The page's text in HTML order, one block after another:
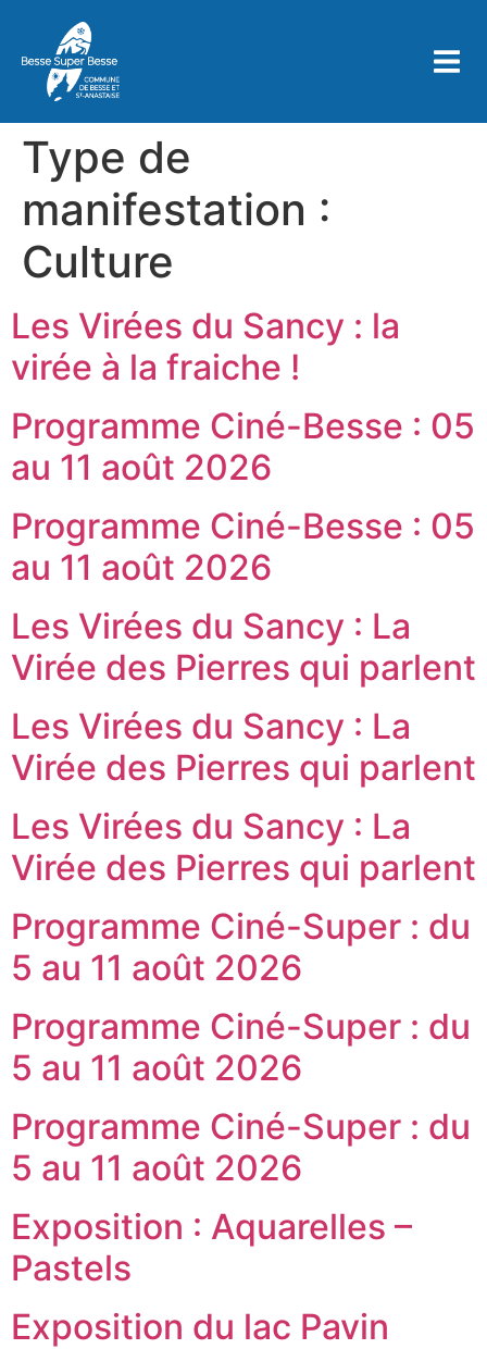
principal
Type de
manifestation :
Culture
Les Virées du Sancy : la
virée à la fraiche !
Programme Ciné-Besse : 05
au 11 août 2026
Programme Ciné-Besse : 05
au 11 août 2026
Les Virées du Sancy : La
Virée des Pierres qui parlent
Les Virées du Sancy : La
Virée des Pierres qui parlent
Les Virées du Sancy : La
Virée des Pierres qui parlent
Programme Ciné-Super : du
5 au 11 août 2026
Programme Ciné-Super : du
5 au 11 août 2026
Programme Ciné-Super : du
5 au 11 août 2026
Exposition : Aquarelles –
Pastels
Exposition du lac Pavin